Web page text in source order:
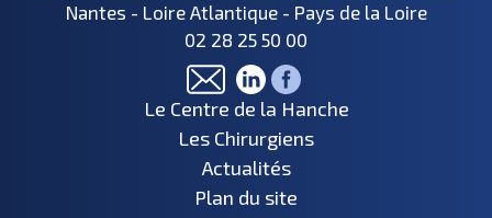
Nantes - Loire Atlantique - Pays de la Loire
02 28 25 50 00
Le Centre de la Hanche
Les Chirurgiens
Actualités
Plan du site